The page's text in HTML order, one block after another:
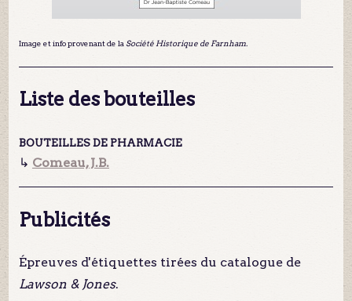
Image et info provenant de la Société Historique de Farnham.
Liste des bouteilles
BOUTEILLES DE PHARMACIE
↳ Comeau, J.B.
Publicités
Épreuves d'étiquettes tirées du catalogue de
Lawson & Jones.